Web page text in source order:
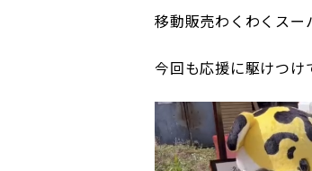
移動販売わくわくス
今回も応援に駆けつ